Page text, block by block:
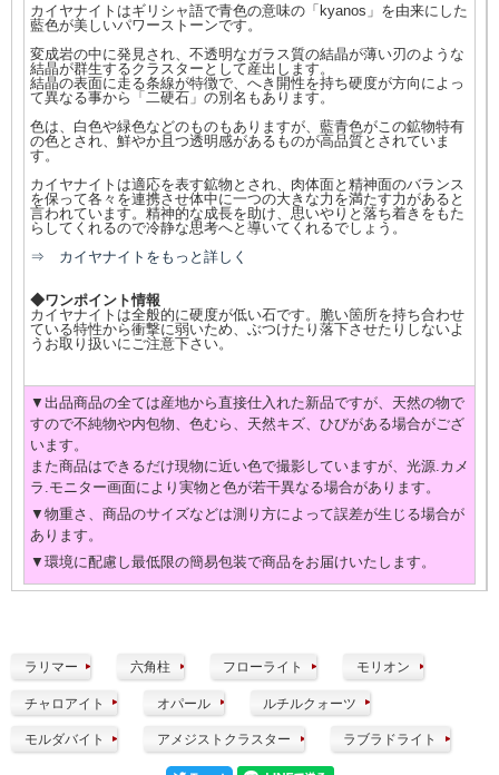
カイヤナイトはギリシャ語で青色の意味の「kyanos」を由来にした
藍色が美しいパワーストーンです。
変成岩の中に発見され、不透明なガラス質の結晶が薄い刃のような
結晶が群生するクラスターとして産出します。
結晶の表面に走る条線が特徴で、へき開性を持ち硬度が方向によっ
て異なる事から「二硬石」の別名もあります。
色は、白色や緑色などのものもありますが、藍青色がこの鉱物特有
の色とされ、鮮やか且つ透明感があるものが高品質とされていま
す。
カイヤナイトは適応を表す鉱物とされ、肉体面と精神面のバランス
を保って各々を連携させ体中に一つの大きな力を満たす力があると
言われています。精神的な成長を助け、思いやりと落ち着きをもた
らしてくれるので冷静な思考へと導いてくれるでしょう。
⇒ カイヤナイトをもっと詳しく
◆ワンポイント情報
カイヤナイトは全般的に硬度が低い石です。脆い箇所を持ち合わせ
ている特性から衝撃に弱いため、ぶつけたり落下させたりしないよ
うお取り扱いにご注意下さい。
▼出品商品の全ては産地から直接仕入れた新品ですが、天然の物で
すので不純物や内包物、色むら、天然キズ、ひびがある場合がござ
います。
また商品はできるだけ現物に近い色で撮影していますが、光源.カメ
ラ.モニター画面により実物と色が若干異なる場合があります。
▼物重さ、商品のサイズなどは測り方によって誤差が生じる場合が
あります。
▼環境に配慮し最低限の簡易包装で商品をお届けいたします。
ラリマー 六角柱 フローライト モリオン
チャロアイト オパール ルチルクォーツ
モルダバイト アメジストクラスター ラブラドライト